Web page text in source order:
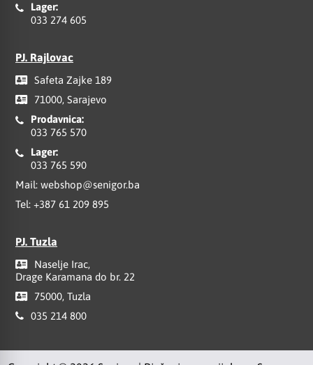
Lager:
033 274 605
PJ. Rajlovac
Safeta Zajke 189
71000, Sarajevo
Prodavnica:
033 765 570
Lager:
033 765 590
Mail: webshop@senigor.ba
Tel: +387 61 209 895
PJ. Tuzla
Naselje Irac,
Drage Karamana do br. 22
75000, Tuzla
035 214 800